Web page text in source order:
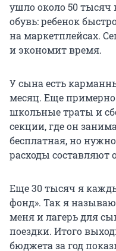
ушло около50 тысяч
обувь: ребенок
на маркетплейсах.
и экономит время.
У сына есть
месяц. Еще
школьные траты и
секции, где он
бесплатная, но
расходы составляют
Еще30 тысяч я
фонд». Так я
меня и лагерь для
поездки. Итого
бюджета за год